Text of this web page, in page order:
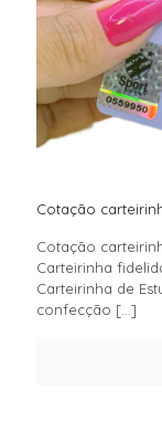
Cotação
Cotação
Carteirinha
Carteirinha de
confecção […]